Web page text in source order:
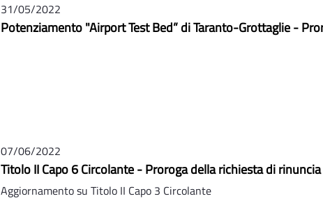
31/05/2022
Potenziamento "Airport Test Bed” di Taranto-Grottaglie -
07/06/2022
Titolo II Capo 6 Circolante - Proroga della richiesta di
Aggiornamento su Titolo II Capo 3 Circolante